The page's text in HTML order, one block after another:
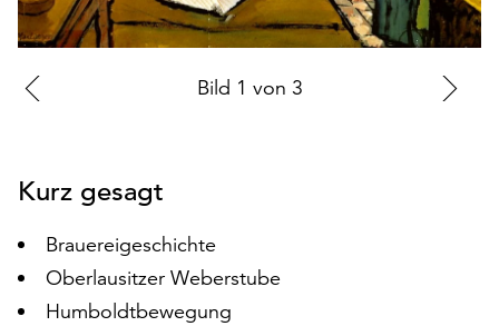
auf
„Alle
akzeptieren“,
um
zu
akzeptieren.
können
Ihr
Einverständnis
Bild 1 von 3
Kurz gesagt
Brauereigeschichte
Oberlausitzer Weberstube
Humboldtbewegung